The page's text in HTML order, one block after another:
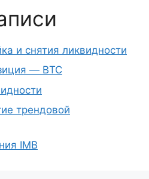
и снятия ликвидности
— BTC
трендовой
IMB